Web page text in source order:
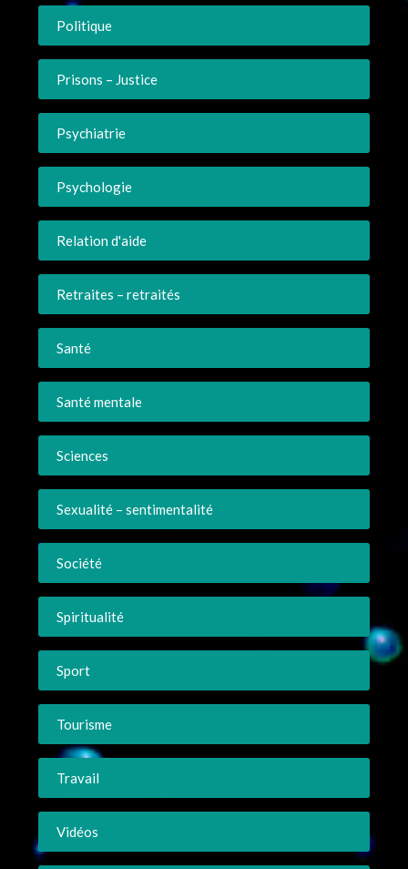
Politique
Prisons – Justice
Psychiatrie
Psychologie
Relation d'aide
Retraites – retraités
Santé
Santé mentale
Sciences
Sexualité – sentimentalité
Société
Spiritualité
Sport
Tourisme
Travail
Vidéos